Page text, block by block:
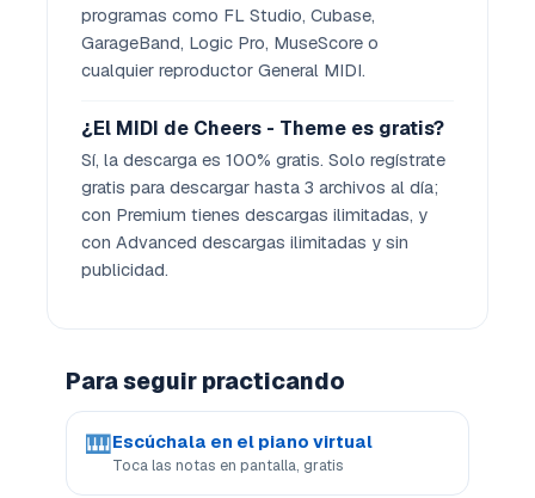
programas como FL Studio, Cubase,
GarageBand, Logic Pro, MuseScore o
cualquier reproductor General MIDI.
¿El MIDI de Cheers - Theme es gratis?
Sí, la descarga es 100% gratis. Solo regístrate
gratis para descargar hasta 3 archivos al día;
con Premium tienes descargas ilimitadas, y
con Advanced descargas ilimitadas y sin
publicidad.
Para seguir practicando
🎹Escúchala en el piano virtual
Toca las notas en pantalla, gratis